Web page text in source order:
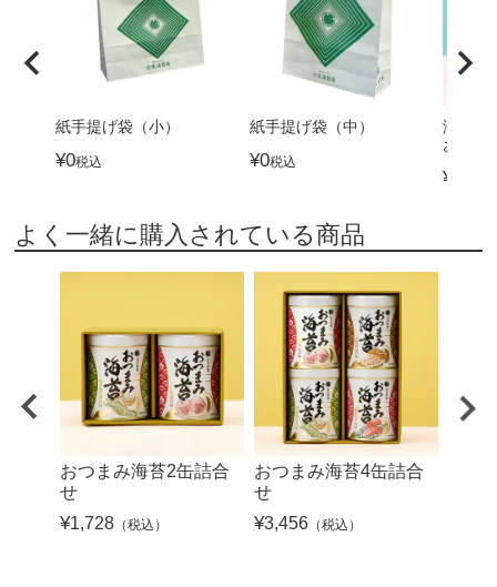
紙手提げ袋（小）
¥0税込
紙手提げ袋（中）
¥0税込
海苔を
お吸物
¥
よく一緒に購入されている商品
おつまみ海苔2缶詰合
せ
¥1,728（税込）
おつまみ海苔4缶詰合
せ
¥3,456（税込）